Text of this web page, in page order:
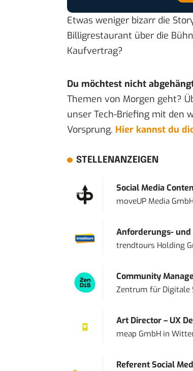
Etwas weniger bizarr die
Billigrestaurant über die
Kaufvertrag?
Du möchtest nicht
Themen von Morgen geht?
unser Tech-Briefing mit den
Vorsprung. Hier kannst du
STELLENANZEIGEN
Social Media
moveUP Media
Anforderungs- und
trendtours Holding
Community
Zentrum für Digitale
Art Director – UX
meap GmbHin
Referent Social